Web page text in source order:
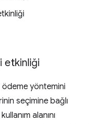
etkinliği
yöntemini
seçimine bağlı
alanını